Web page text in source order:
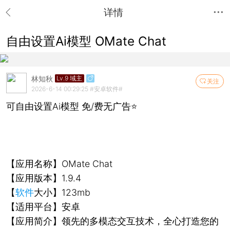
详情
自由设置Ai模型 OMate Chat
关注
林知秋 Lv.9 域主
2026-6-14 00:29:25 #安卓软件#
可自由设置Ai模型 免/费无广告⭐
【应用名称】OMate Chat
【应用版本】1.9.4
【软件大小】123mb
【适用平台】安卓
【应用简介】领先的多模态交互技术，全心打造您的